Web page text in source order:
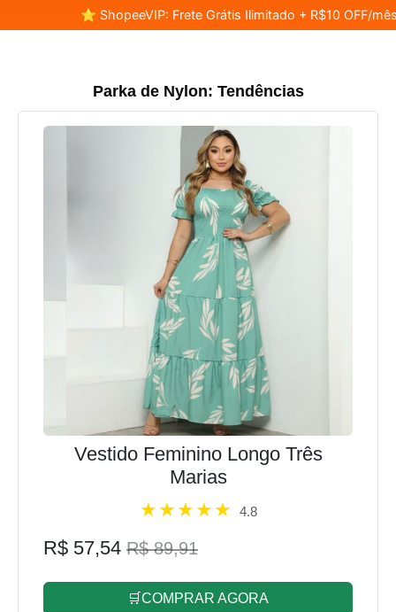
⭐ ShopeeVIP: Frete Grátis Ilimitado + R$10 OFF/
Parka de Nylon: Tendências
Vestido Feminino Longo Três
Marias
4.8
R$ 57,54 R$ 89,91
🛒COMPRAR AGORA